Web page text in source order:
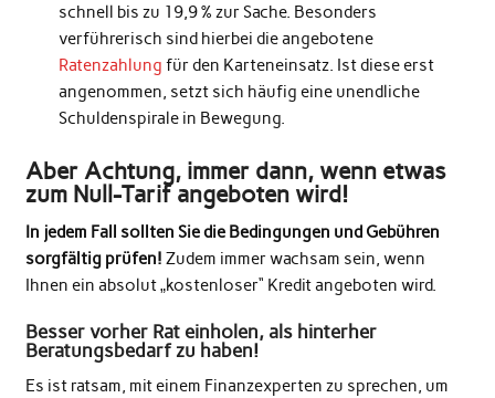
schnell bis zu 19,9 % zur Sache. Besonders
verführerisch sind hierbei die angebotene
Ratenzahlung für den Karteneinsatz. Ist diese erst
angenommen, setzt sich häufig eine unendliche
Schuldenspirale in Bewegung.
Aber Achtung, immer dann, wenn etwas
zum Null-Tarif angeboten wird!
In jedem Fall sollten Sie die Bedingungen und Gebühren
sorgfältig prüfen! Zudem immer wachsam sein, wenn
Ihnen ein absolut „kostenloser“ Kredit angeboten wird.
Besser vorher Rat einholen, als hinterher
Beratungsbedarf zu haben!
Es ist ratsam, mit einem Finanzexperten zu sprechen, um